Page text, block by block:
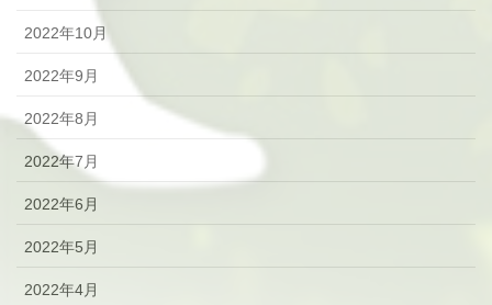
2022年10月
2022年9月
2022年8月
2022年7月
2022年6月
2022年5月
2022年4月